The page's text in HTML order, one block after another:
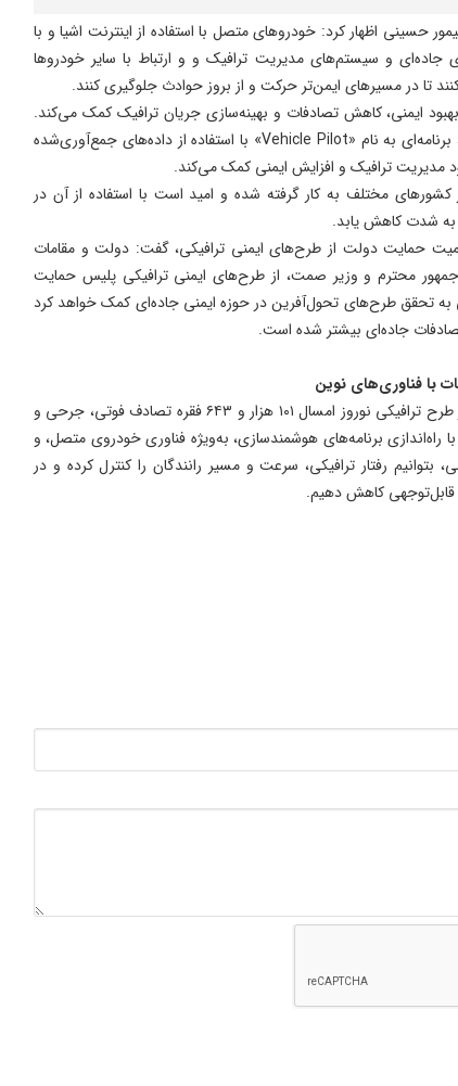
حسینی اظهار کرد: خودروهای متصل با استفاده از اینترنت اشیا و با
جاده‌ای و سیستم‌های مدیریت ترافیک و و ارتباط با سایر خودروها
تا در مسیرهای ایمن‌تر حرکت و از بروز حوادث جلوگیری کنند.
ایمنی، کاهش تصادفات و بهینه‌سازی جریان ترافیک کمک می‌کند.
برای مثال، در شهر نیویورک، برنامه‌ای به نام «Vehicle Pilot» با استفاده از داده‌های جمع‌آوری‌شده
مدیریت ترافیک و افزایش ایمنی کمک می‌کند.
مختلف به کار گرفته شده و امید است با استفاده از آن در
به شدت کاهش یابد.
حمایت دولت از طرح‌های ایمنی ترافیکی، گفت: دولت و مقامات
محترم و وزیر صمت، از طرح‌های ایمنی ترافیکی پلیس حمایت
به تحقق طرح‌های تحول‌آفرین در حوزه ایمنی جاده‌ای کمک خواهد کرد
جاده‌ای بیشتر شده است.
با فناوری‌های نوین
سردار حسینی تاکید کرد: در طرح ترافیکی نوروز امسال ۱۰۱ هزار و ۶۴۳ فقره تصادف فوتی، جرحی و
راه‌اندازی برنامه‌های هوشمندسازی، به‌ویژه فناوری خودروی متصل، و
بتوانیم رفتار ترافیکی، سرعت و مسیر رانندگان را کنترل کرده و در
قابل‌توجهی کاهش دهیم.